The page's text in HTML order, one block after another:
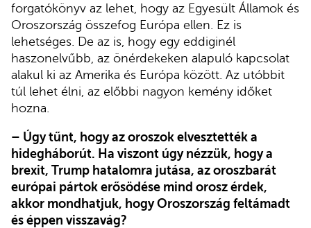
forgatókönyv az lehet, hogy az Egyesült Államok és
Oroszország összefog Európa ellen. Ez is
lehetséges. De az is, hogy egy eddiginél
haszonelvűbb, az önérdekeken alapuló kapcsolat
alakul ki az Amerika és Európa között. Az utóbbit
túl lehet élni, az előbbi nagyon kemény időket
hozna.
– Úgy tűnt, hogy az oroszok elvesztették a
hidegháborút. Ha viszont úgy nézzük, hogy a
brexit, Trump hatalomra jutása, az oroszbarát
európai pártok erősödése mind orosz érdek,
akkor mondhatjuk, hogy Oroszország feltámadt
és éppen visszavág?